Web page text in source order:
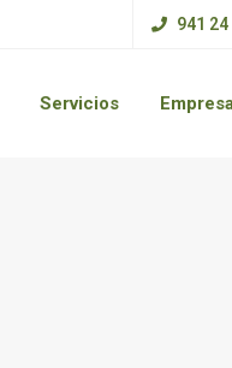
941
Servicios